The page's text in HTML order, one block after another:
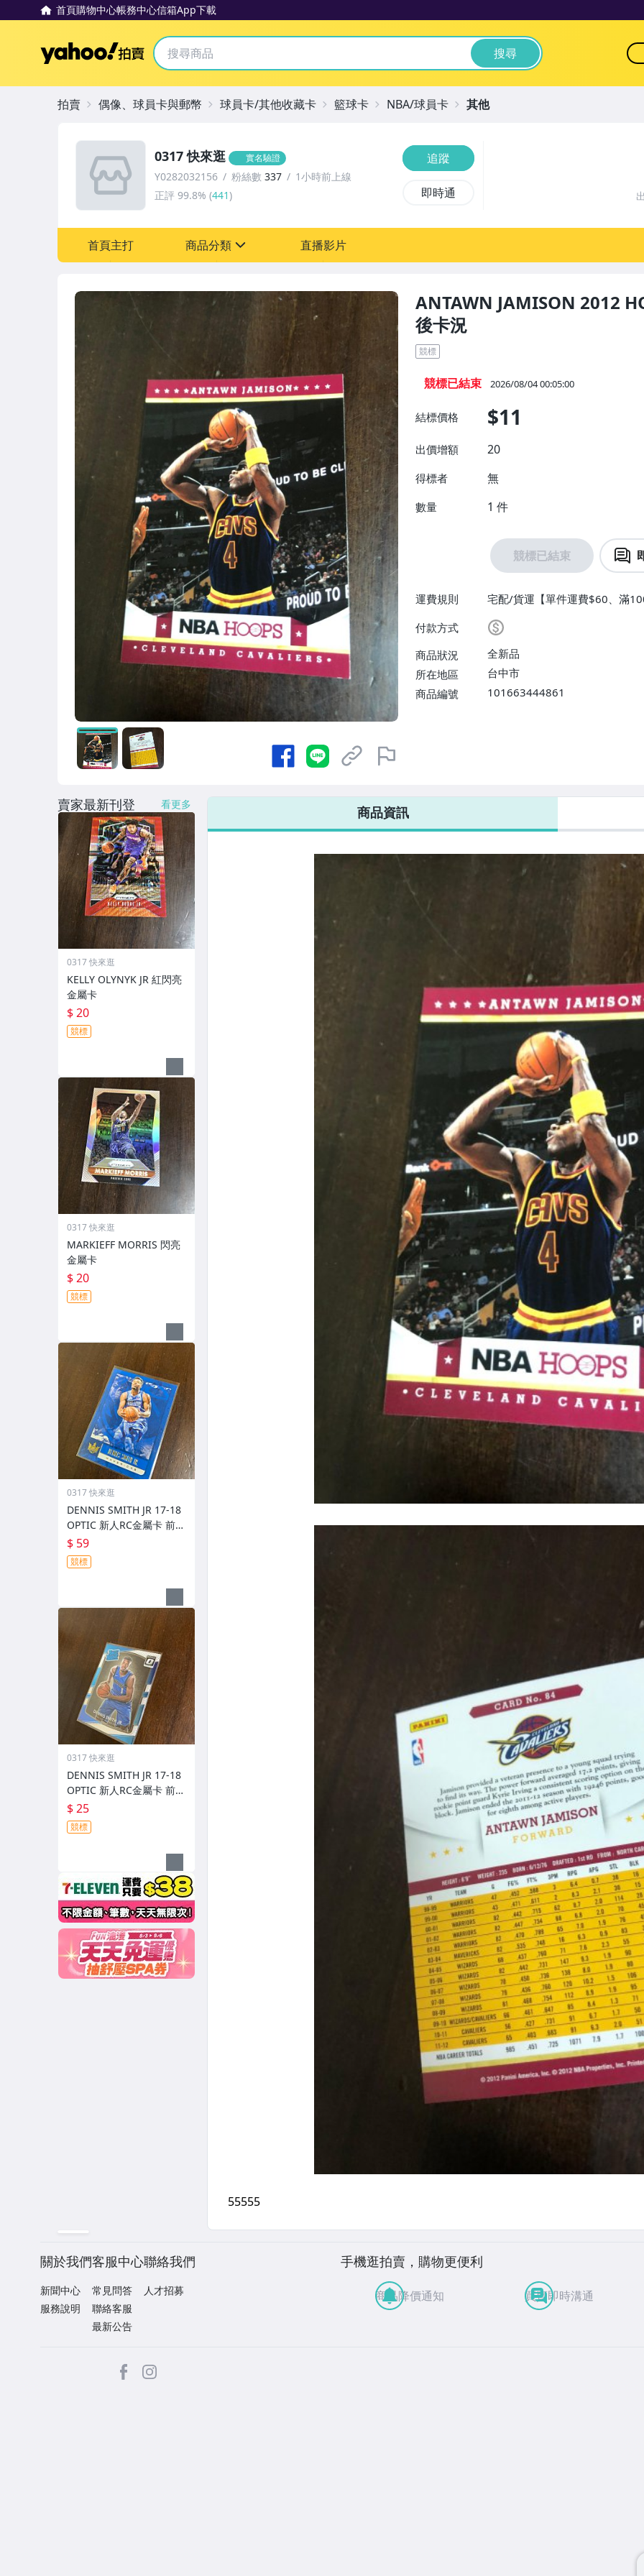
首頁購物中心帳務中心信箱App下載
Yahoo拍賣 搜尋
ANTAWN JAMISON 2012
後卡況
競標
競標已結束 2026/08/04 00:05:00
結標價格 $11
出價增額 20
得標者 無
數量 1 件
競標已結束
運費規則
宅配/貨運【單件運費$60、滿
付款方式
商品狀況
全新品
所在地區
台中市
商品編號
101663444861
0317 快來逛 實名驗證
Y0282032156 粉絲數 337
1小時前上線
正評 99.8% (441)
追蹤
即時通
首頁主打 商品分類 直播影片
拍賣 偶像、球員卡與郵幣 球員卡/其他收藏卡 籃球卡 NBA/球員卡 其他
商品資訊
賣家最新刊登 看更多
0317 快來逛
KELLY OLYNYK JR 紅閃亮
金屬卡
$ 20
競標
0317 快來逛
MARKIEFF MORRIS 閃亮
金屬卡
$ 20
競標
0317 快來逛
DENNIS SMITH JR 17-18
OPTIC 新人RC金屬卡 前後
圖
$ 59
競標
0317 快來逛
DENNIS SMITH JR 17-18
OPTIC 新人RC金屬卡 前後
圖
$ 25
競標
關於我們
新聞中心
服務說明
客服中心
常見問答
聯絡客服
最新公告
聯絡我們
人才招募
手機逛拍賣，購物更便利
商品降價通知 買賣即時溝通
facebook